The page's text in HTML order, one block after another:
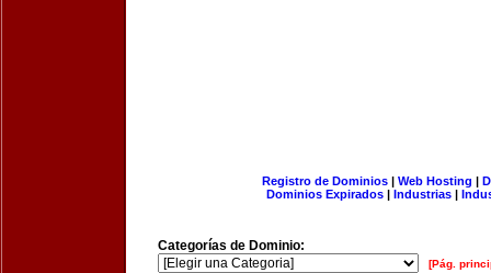
Registro de Dominios| Web Hosting |
Dominios Expirados | Industrias |
Categorías de Dominio:
[Pág.